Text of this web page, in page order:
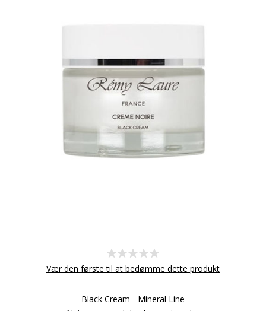
Vær den første til at bedømme dette produkt
Black Cream - Mineral Line